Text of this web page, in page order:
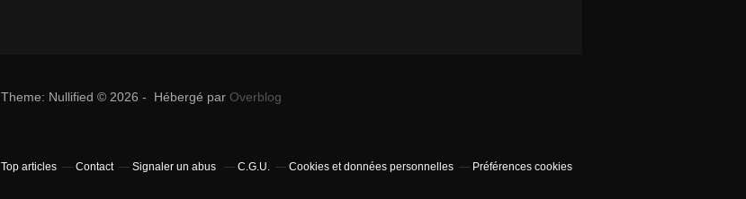
Theme: Nullified © 2026 - Hébergé par Overblog
Top articles Contact Signaler un abus C.G.U. Cookies et données personnelles Préférences cookies